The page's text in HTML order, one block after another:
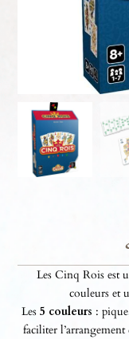
Les Cinq Rois est
couleurs et
Les 5 couleurs :
faciliter